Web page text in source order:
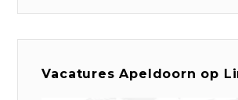
Vacatures Apeldoorn op